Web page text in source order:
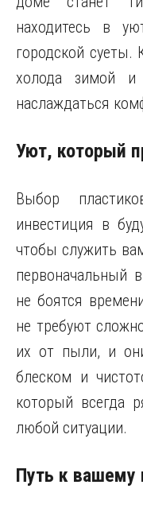
находитесь в
городской
холода зимой и
наслаждаться
Уют, который
Выбор
инвестиция в
чтобы служить
первоначальный
не боятся
не требуют
их от пыли, и
блеском и
который всегда
любой ситуации.
Путь к вашему